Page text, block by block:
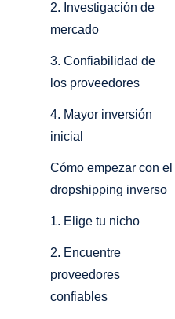
2. Investigación de
mercado
3. Confiabilidad de
los proveedores
4. Mayor inversión
inicial
Cómo empezar con el
dropshipping inverso
1. Elige tu nicho
2. Encuentre
proveedores
confiables